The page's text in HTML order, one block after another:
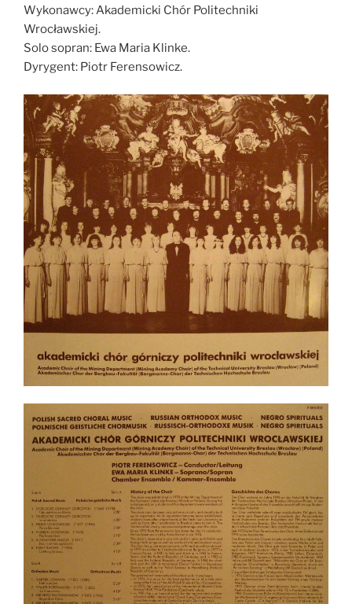
Wykonawcy: Akademicki Chór Politechniki
Wrocławskiej.
Solo sopran: Ewa Maria Klinke.
Dyrygent: Piotr Ferensowicz.